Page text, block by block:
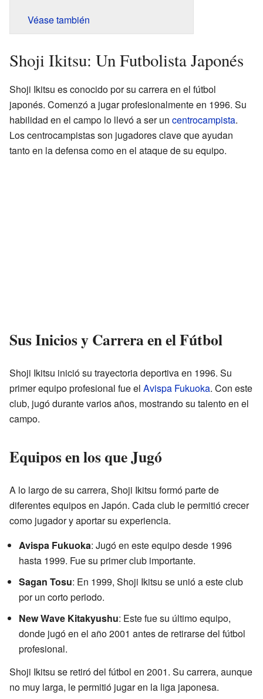
Véase también
Shoji Ikitsu: Un Futbolista Japonés
Shoji Ikitsu es conocido por su carrera en el fútbol
japonés. Comenzó a jugar profesionalmente en 1996. Su
habilidad en el campo lo llevó a ser un centrocampista.
Los centrocampistas son jugadores clave que ayudan
tanto en la defensa como en el ataque de su equipo.
Sus Inicios y Carrera en el Fútbol
Shoji Ikitsu inició su trayectoria deportiva en 1996. Su
primer equipo profesional fue el Avispa Fukuoka. Con este
club, jugó durante varios años, mostrando su talento en el
campo.
Equipos en los que Jugó
A lo largo de su carrera, Shoji Ikitsu formó parte de
diferentes equipos en Japón. Cada club le permitió crecer
como jugador y aportar su experiencia.
Avispa Fukuoka: Jugó en este equipo desde 1996
hasta 1999. Fue su primer club importante.
Sagan Tosu: En 1999, Shoji Ikitsu se unió a este club
por un corto periodo.
New Wave Kitakyushu: Este fue su último equipo,
donde jugó en el año 2001 antes de retirarse del fútbol
profesional.
Shoji Ikitsu se retiró del fútbol en 2001. Su carrera, aunque
no muy larga, le permitió jugar en la liga japonesa.